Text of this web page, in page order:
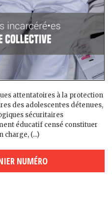
attentatoires à la protection
des adolescent·es détenu·es,
sécuritaires
éducatif censé constituer
(...)
NUMÉRO